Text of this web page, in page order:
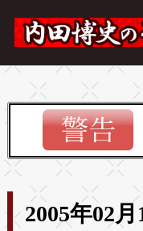
2005年02月